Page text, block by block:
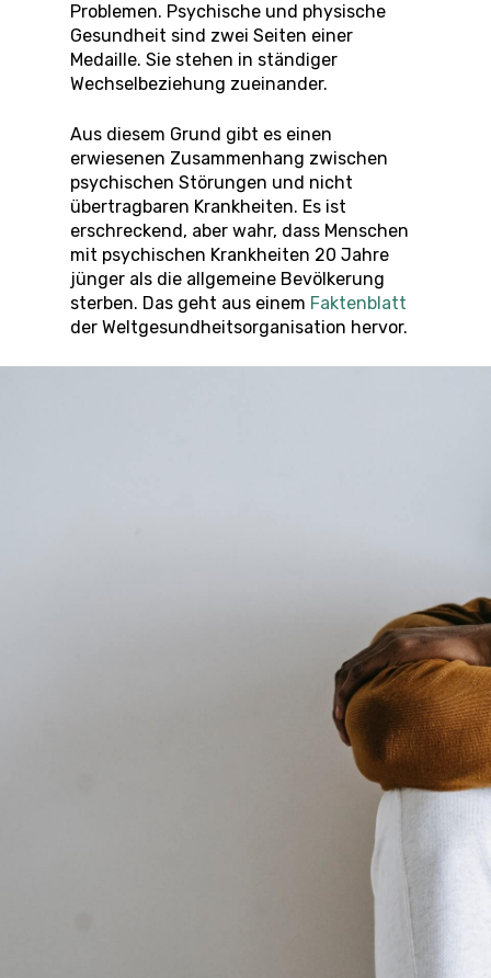
Problemen. Psychische und physische
Gesundheit sind zwei Seiten einer
Medaille. Sie stehen in ständiger
Wechselbeziehung zueinander.
Aus diesem Grund gibt es einen
erwiesenen Zusammenhang zwischen
psychischen Störungen und nicht
übertragbaren Krankheiten. Es ist
erschreckend, aber wahr, dass Menschen
mit psychischen Krankheiten 20 Jahre
jünger als die allgemeine Bevölkerung
sterben. Das geht aus einem Faktenblatt
der Weltgesundheitsorganisation hervor.